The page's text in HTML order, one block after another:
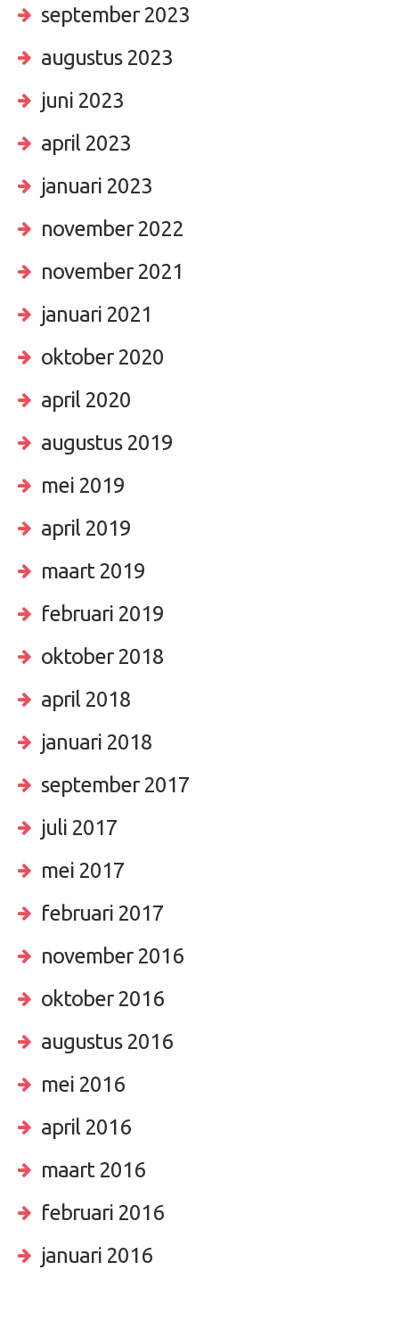
september 2023
augustus 2023
juni 2023
april 2023
januari 2023
november 2022
november 2021
januari 2021
oktober 2020
april 2020
augustus 2019
mei 2019
april 2019
maart 2019
februari 2019
oktober 2018
april 2018
januari 2018
september 2017
juli 2017
mei 2017
februari 2017
november 2016
oktober 2016
augustus 2016
mei 2016
april 2016
maart 2016
februari 2016
januari 2016